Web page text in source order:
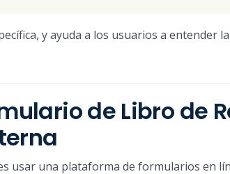
y ayuda a los usuarios a entender
de Libro de
usar una plataforma de formularios en